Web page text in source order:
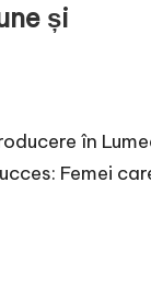
și
în
Femei